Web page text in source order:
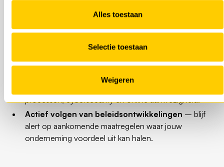
Alles toestaan
Selectie toestaan
Weigeren
financieringsmogelijkheden– houd
gaten.
Moderniseren van de arbeidsorganisatie
benut kansen om talent aan te trekken en flexibel
processen, cybersecurity en online aanwezigheid.
Actief volgen van beleidsontwikkelingen – blijf
alert op aankomende maatregelen waar jouw
onderneming voordeel uit kan halen.